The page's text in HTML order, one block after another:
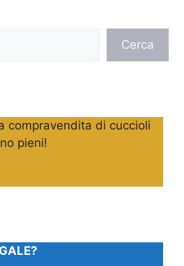
Cerca
compravendita di cuccioli
pieni!